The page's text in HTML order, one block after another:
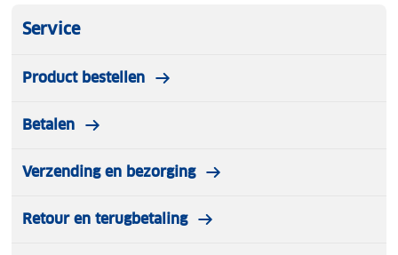
Service
Product bestellen
Betalen
Verzending en bezorging
Retour en terugbetaling